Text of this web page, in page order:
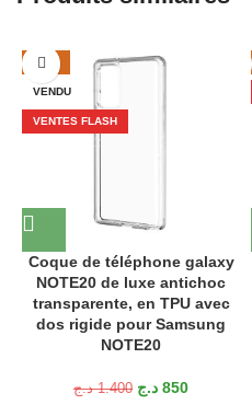
-39%
VENDU
VENTES FLASH
Coque de téléphone galaxy
NOTE20 de luxe antichoc
transparente, en TPU avec
dos rigide pour Samsung
NOTE20
1.400 د.ج 850 د.ج